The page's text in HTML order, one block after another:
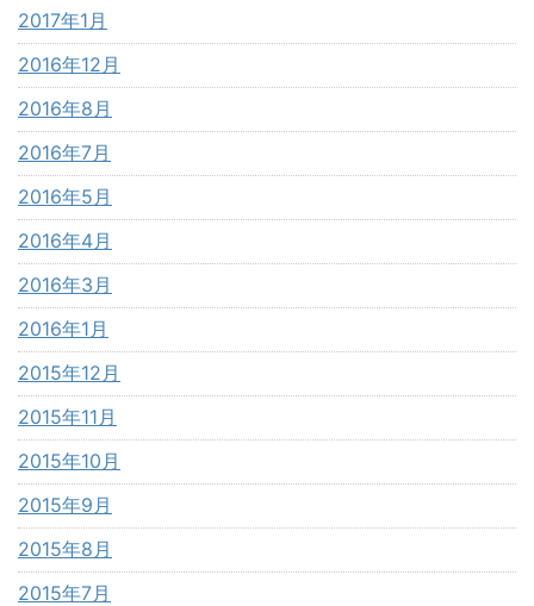
2017年1月
2016年12月
2016年8月
2016年7月
2016年5月
2016年4月
2016年3月
2016年1月
2015年12月
2015年11月
2015年10月
2015年9月
2015年8月
2015年7月